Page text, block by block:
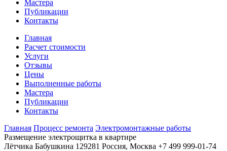
Мастера
Публикации
Контакты
Главная
Расчет стоимости
Услуги
Отзывы
Цены
Выполненные работы
Мастера
Публикации
Контакты
Главная Процесс ремонта Электромонтажные работы
Размещение электрощитка в квартире
Лётчика Бабушкина 129281 Россия, Москва +7 499 999-01-74